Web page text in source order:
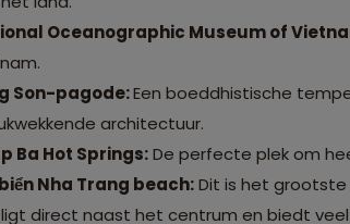
Oceanographic Museum of
Son-pagode:Een boeddhistische
architectuur.
Ba Hot Springs:De perfecte plek om
Nha Trang beach:Dit is het grootste
direct naast het centrum en biedt